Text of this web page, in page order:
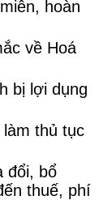
hoàn
về Hoá
bị lợi dụng
thủ tục
đổi, bổ
thuế, phí